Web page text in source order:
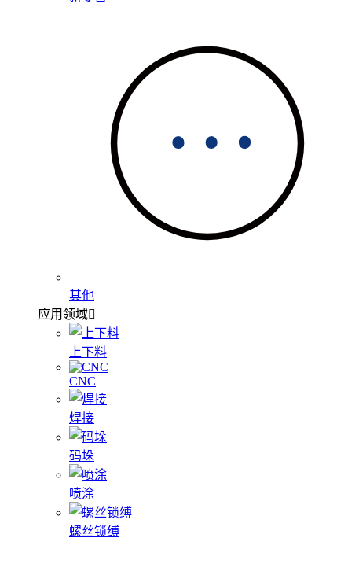
其他
应用领域
上下料
CNC
焊接
码垛
喷涂
螺丝锁缚